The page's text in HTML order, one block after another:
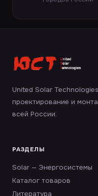
United Solar
проектирование и
всей России.
РАЗДЕЛЫ
Solar — Энергосистемы
Каталог товаров
Литература